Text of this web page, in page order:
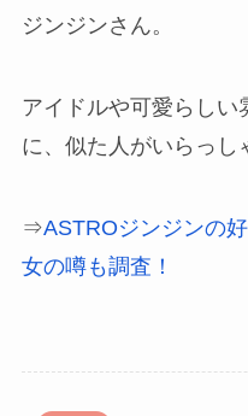
ジンジンさん。
アイドルや可愛らしい
に、似た人がいらっし
⇒ASTROジンジンの
女の噂も調査！